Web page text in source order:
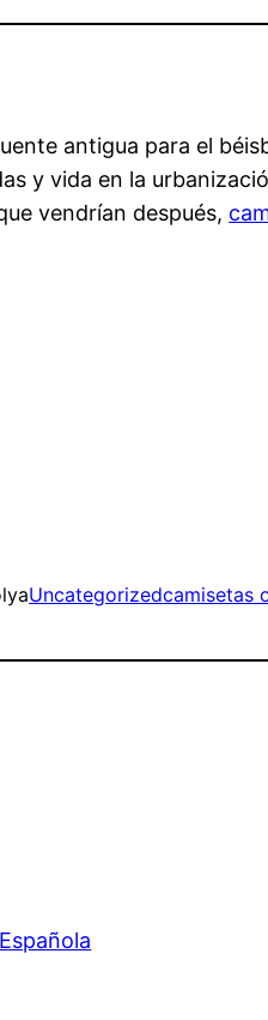
antigua para el
y vida en la
vendrían después,
Uncategorizedcamisetas